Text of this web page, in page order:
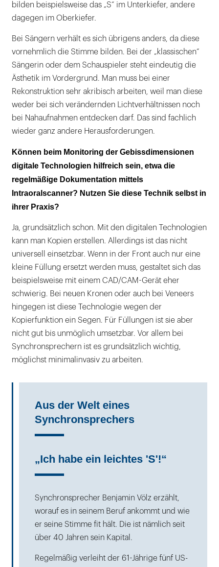
bilden beispielsweise das „S“ im Unterkiefer, andere
dagegen im Oberkiefer.
Bei Sängern verhält es sich übrigens anders, da diese
vornehmlich die Stimme bilden. Bei der „klassischen“
Sängerin oder dem Schauspieler steht eindeutig die
Ästhetik im Vordergrund. Man muss bei einer
Rekonstruktion sehr akribisch arbeiten, weil man diese
weder bei sich verändernden Lichtverhältnissen noch
bei Nahaufnahmen entdecken darf. Das sind fachlich
wieder ganz andere Herausforderungen.
Können beim Monitoring der Gebissdimensionen
digitale Technologien hilfreich sein, etwa die
regelmäßige Dokumentation mittels
Intraoralscanner? Nutzen Sie diese Technik selbst in
ihrer Praxis?
Ja, grundsätzlich schon. Mit den digitalen Technologien
kann man Kopien erstellen. Allerdings ist das nicht
universell einsetzbar. Wenn in der Front auch nur eine
kleine Füllung ersetzt werden muss, gestaltet sich das
beispielsweise mit einem CAD/CAM-Gerät eher
schwierig. Bei neuen Kronen oder auch bei Veneers
hingegen ist diese Technologie wegen der
Kopierfunktion ein Segen. Für Füllungen ist sie aber
nicht gut bis unmöglich umsetzbar. Vor allem bei
Synchronsprechern ist es grundsätzlich wichtig,
möglichst minimalinvasiv zu arbeiten.
Aus der Welt eines
Synchronsprechers
„Ich habe ein leichtes 'S'!“
Synchronsprecher Benjamin Völz erzählt,
worauf es in seinem Beruf ankommt und wie
er seine Stimme fit hält. Die ist nämlich seit
über 40 Jahren sein Kapital.
Regelmäßig verleiht der 61-Jährige fünf US-